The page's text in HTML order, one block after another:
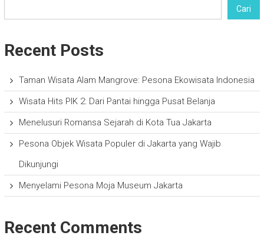
Cari
Recent Posts
Taman Wisata Alam Mangrove: Pesona Ekowisata Indonesia
Wisata Hits PIK 2: Dari Pantai hingga Pusat Belanja
Menelusuri Romansa Sejarah di Kota Tua Jakarta
Pesona Objek Wisata Populer di Jakarta yang Wajib
Dikunjungi
Menyelami Pesona Moja Museum Jakarta
Recent Comments